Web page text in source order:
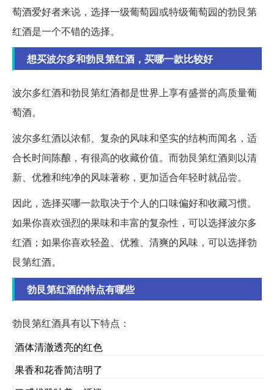
萄酒爱好者来说，选择一级葡萄园或特级葡萄园的勃艮第
红酒是一个不错的选择。
想买波尔多和勃艮第红酒，买哪一款比较好
波尔多红酒和勃艮第红酒都是世界上享有盛誉的高质量葡
萄酒。
波尔多红酒以浓郁、复杂的风味和坚实的结构而闻名，适
合长时间陈酿，有很高的收藏价值。而勃艮第红酒则以清
新、优雅和纯净的风味著称，更加适合年轻时就品尝。
因此，选择买哪一款取决于个人的口味偏好和收藏习惯。
如果你喜欢强烈的果味和丰富的复杂性，可以选择波尔多
红酒；如果你喜欢轻盈、优雅、清爽的风味，可以选择勃
艮第红酒。
勃艮第红酒的特点有哪些
勃艮第红酒具有以下特点：
酒体清澈透亮的红色
果香和花香简洁明了